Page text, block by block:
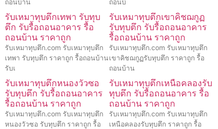
รับเหมาทุบตึกเทพา รับทุบ
ตึก รับรื้อถอนอาคาร รื้อ
ถอนบ้าน ราคาถูก
รับเหมาทุบตึก.com รับเหมาทุบตึก
เทพา รับทุบตึก ราคาถูก รื้อถอนบ้าน
รับเ
รับเหมาทุบตึกเขาคิชฌกูฏ
รับทุบตึก รับรื้อถอนอาคาร
รื้อถอนบ้าน ราคาถูก
รับเหมาทุบตึก.com รับเหมาทุบตึก
เขาคิชฌกูฏรับทุบตึก ราคาถูก รื้อ
ถอนบ้าน
รับเหมาทุบตึกหนองวัวซอ
รับทุบตึก รับรื้อถอนอาคาร
รื้อถอนบ้าน ราคาถูก
รับเหมาทุบตึก.com รับเหมาทุบตึก
หนองวัวซอ รับทุบตึก ราคาถูก รื้อ
รับเหมาทุบตึกเหนือคลองรับ
ทุบตึก รับรื้อถอนอาคาร รื้อ
ถอนบ้าน ราคาถูก
รับเหมาทุบตึก.com รับเหมาทุบตึก
เหนือคลองรับทุบตึก ราคาถูก รื้อ